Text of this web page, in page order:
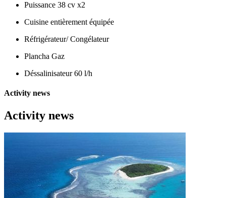
Puissance 38 cv x2
Cuisine entièrement équipée
Réfrigérateur/ Congélateur
Plancha Gaz
Déssalinisateur 60 l/h
Activity news
Activity news